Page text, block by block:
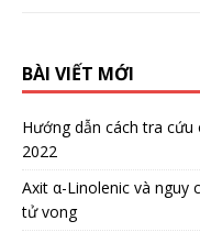
BÀI VIẾT MỚI
Hướng dẫn cách tra
2022
Axit α-Linolenic và nguy
tử vong